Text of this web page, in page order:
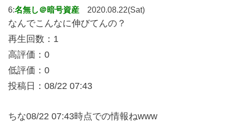
6:名無し＠暗号資産 2020.08.22(Sat)
なんでこんなに伸びてんの？
再生回数：1
高評価：0
低評価：0
投稿日：08/22 07:43
ちな08/22 07:43時点での情報ねwww